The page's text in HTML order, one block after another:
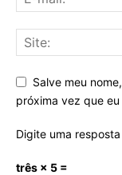
Salve meu
próxima vez que eu
Digite uma
três × 5 =